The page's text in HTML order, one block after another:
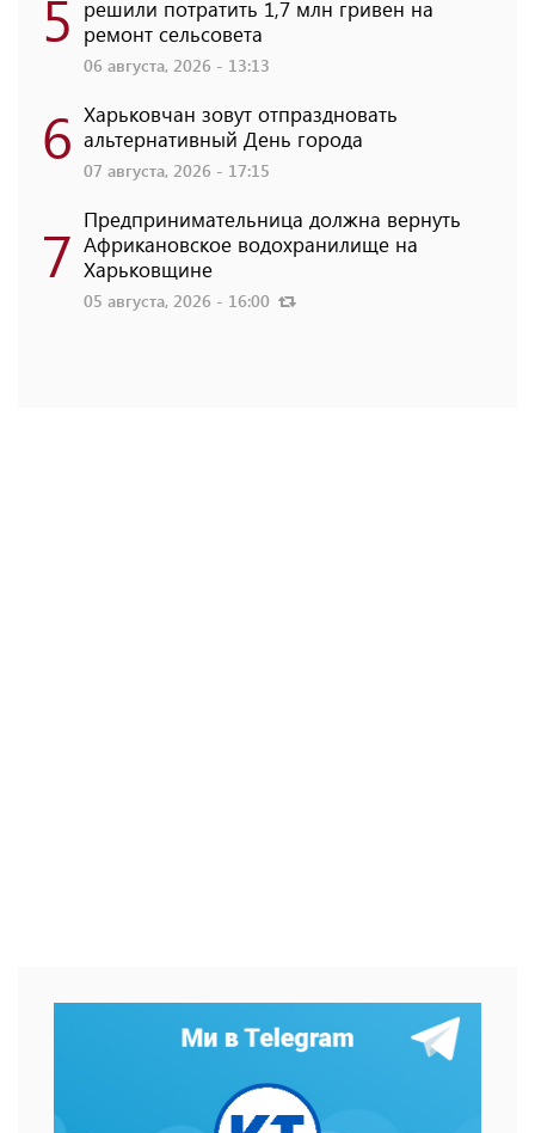
5 решили потратить 1,7 млн ​​гривен на
ремонт сельсовета
06 августа, 2026 - 13:13
6 Харьковчан зовут отпраздновать
альтернативный День города
07 августа, 2026 - 17:15
7 Предпринимательница должна вернуть
Африкановское водохранилище на
Харьковщине
05 августа, 2026 - 16:00